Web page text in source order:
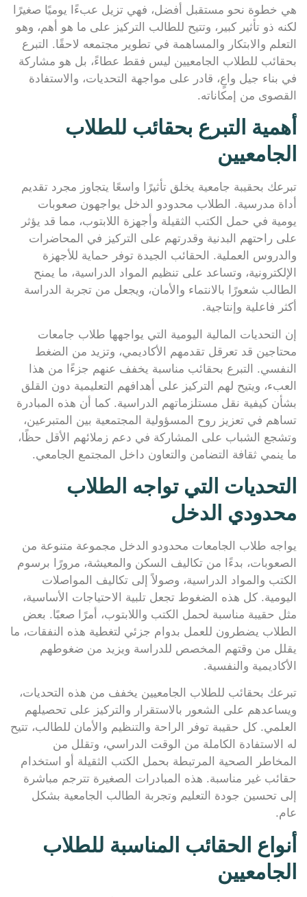
هي خطوة نحو مستقبل أفضل، فهي تزيل عبءًا يوميًا صغيرًا
لكنه ذو تأثير كبير، وتتيح للطالب التركيز على ما هو أهم، وهو
التعلم والابتكار والمساهمة في تطوير مجتمعه لاحقًا. التبرع
بحقائب للطلاب الجامعيين ليس فقط عطاءً، بل هو مشاركة
في بناء جيل واعٍ، قادر على مواجهة التحديات، والاستفادة
القصوى من إمكاناته.
أهمية التبرع بحقائب للطلاب
الجامعيين
تبرعك بحقيبة جامعية يخلق تأثيرًا واسعًا يتجاوز مجرد تقديم
أداة مدرسية. الطلاب محدودو الدخل يواجهون صعوبات
يومية في حمل الكتب الثقيلة وأجهزة اللابتوب، مما قد يؤثر
على راحتهم البدنية وقدرتهم على التركيز في المحاضرات
والدروس العملية. الحقائب الجيدة توفر حماية للأجهزة
الإلكترونية، وتساعد على تنظيم المواد الدراسية، ما يمنح
الطالب شعورًا بالانتماء والأمان، ويجعل من تجربة الدراسة
أكثر فاعلية وإنتاجية.
إن التحديات المالية اليومية التي يواجهها طلاب جامعات
محتاجين قد تعرقل تقدمهم الأكاديمي، وتزيد من الضغط
النفسي. التبرع بحقائب مناسبة يخفف عنهم جزءًا من هذا
العبء، ويتيح لهم التركيز على أهدافهم التعليمية دون القلق
بشأن كيفية نقل مستلزماتهم الدراسية. كما أن هذه المبادرة
تساهم في تعزيز روح المسؤولية المجتمعية بين المتبرعين،
وتشجع الشباب على المشاركة في دعم زملائهم الأقل حظًا،
ما ينمي ثقافة التضامن والتعاون داخل المجتمع الجامعي.
التحديات التي تواجه الطلاب
محدودي الدخل
يواجه طلاب الجامعات محدودو الدخل مجموعة متنوعة من
الصعوبات، بدءًا من تكاليف السكن والمعيشة، مرورًا برسوم
الكتب والمواد الدراسية، وصولاً إلى تكاليف المواصلات
اليومية. كل هذه الضغوط تجعل تلبية الاحتياجات الأساسية،
مثل حقيبة مناسبة لحمل الكتب واللابتوب، أمرًا صعبًا. بعض
الطلاب يضطرون للعمل بدوام جزئي لتغطية هذه النفقات، ما
يقلل من وقتهم المخصص للدراسة ويزيد من ضغوطهم
الأكاديمية والنفسية.
تبرعك بحقائب للطلاب الجامعيين يخفف من هذه التحديات،
ويساعدهم على الشعور بالاستقرار والتركيز على تحصيلهم
العلمي. كل حقيبة توفر الراحة والتنظيم والأمان للطالب، تتيح
له الاستفادة الكاملة من الوقت الدراسي، وتقلل من
المخاطر الصحية المرتبطة بحمل الكتب الثقيلة أو استخدام
حقائب غير مناسبة. هذه المبادرات الصغيرة تترجم مباشرة
إلى تحسين جودة التعليم وتجربة الطالب الجامعية بشكل
عام.
أنواع الحقائب المناسبة للطلاب
الجامعيين